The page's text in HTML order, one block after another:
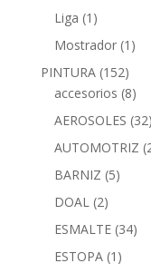
Liga (1)
Mostrador (1)
PINTURA (152)
accesorios (8)
AEROSOLES (32)
AUTOMOTRIZ
BARNIZ (5)
DOAL (2)
ESMALTE (34)
ESTOPA (1)